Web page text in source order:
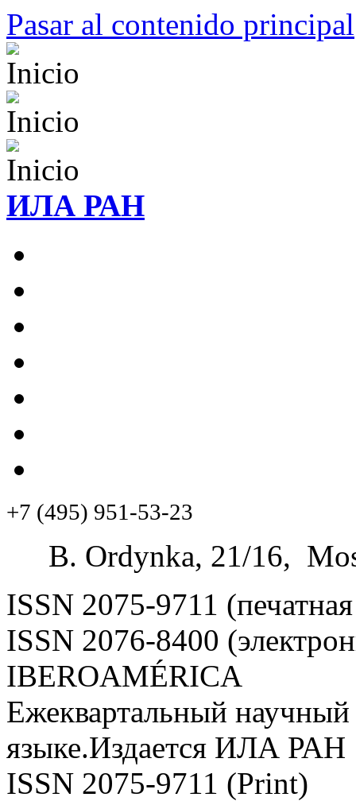
Pasar al contenido principal
ИЛА РАН
+7 (495) 951-53-23
B. Ordynka, 21/16,
ISSN 2075-9711
ISSN 2076-8400
IBEROAMÉRICA
Ежеквартальный
языке.Издается ИЛА РАН
ISSN 2075-9711 (Print)